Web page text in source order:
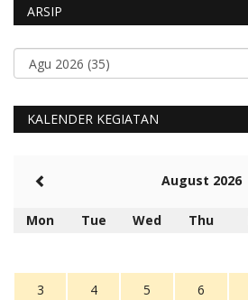
ARSIP
KALENDER KEGIATAN
August 2026
Mon Tue Wed Thu
3 4 5 6